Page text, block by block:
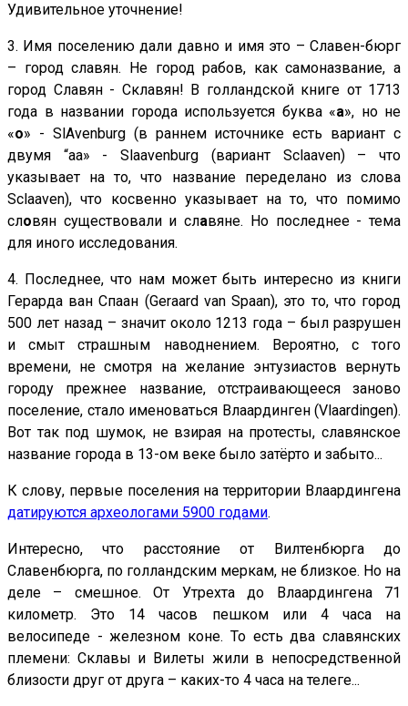
Удивительное уточнение!
3. Имя поселению дали давно и имя это – Славен-бюрг
– город славян. Не город рабов, как самоназвание, а
город Славян - Склавян! В голландской книге от 1713
года в названии города используется буква «а», но не
«о» - SlAvenburg (в раннем источнике есть вариант с
двумя “аа» - Slaavenburg (вариант Sclaaven) – что
указывает на то, что название переделано из слова
Sclaaven), что косвенно указывает на то, что помимо
словян существовали и славяне. Но последнее - тема
для иного исследования.
4. Последнее, что нам может быть интересно из книги
Герарда ван Спаан (Geraard van Spaan), это то, что город
500 лет назад – значит около 1213 года – был разрушен
и смыт страшным наводнением. Вероятно, с того
времени, не смотря на желание энтузиастов вернуть
городу прежнее название, отстраивающееся заново
поселение, стало именоваться Влаардинген (Vlaardingen).
Вот так под шумок, не взирая на протесты, славянское
название города в 13-ом веке было затёрто и забыто...
К слову, первые поселения на территории Влаардингена
датируются археологами 5900 годами.
Интересно, что расстояние от Вилтенбюрга до
Славенбюрга, по голландским меркам, не близкое. Но на
деле – смешное. От Утрехта до Влаардингена 71
километр. Это 14 часов пешком или 4 часа на
велосипеде - железном коне. То есть два славянских
племени: Склавы и Вилеты жили в непосредственной
близости друг от друга – каких-то 4 часа на телеге...